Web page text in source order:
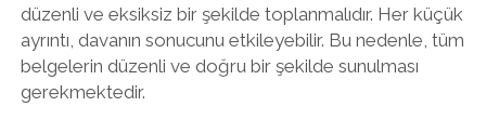
düzenli ve eksiksiz bir şekilde toplanmalıdır. Her küçük
ayrıntı, davanın sonucunu etkileyebilir. Bu nedenle, tüm
belgelerin düzenli ve doğru bir şekilde sunulması
gerekmektedir.